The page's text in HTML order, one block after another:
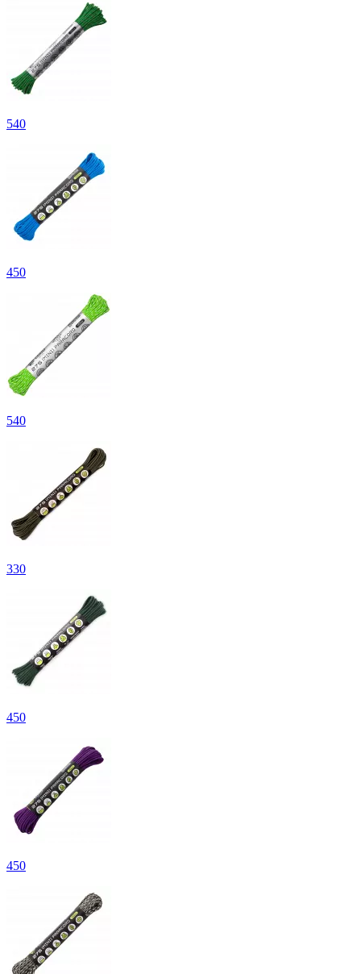
540
450
540
330
450
450